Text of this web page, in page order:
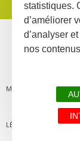
MENTIONS
LÉGALES
statistiques.
d’améliorer
d’analyser
nos